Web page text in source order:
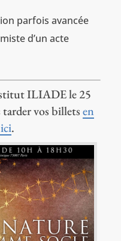
parfois avancée
d’un acte
ILIADE le 25
tarder vos billetsen
.